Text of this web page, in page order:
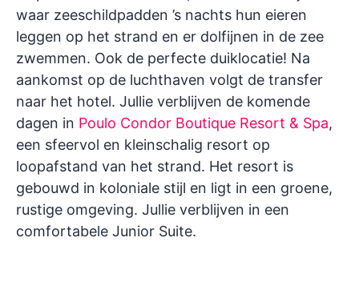
waar zeeschildpadden ’s nachts hun eieren
leggen op het strand en er dolfijnen in de zee
zwemmen. Ook de perfecte duiklocatie! Na
aankomst op de luchthaven volgt de transfer
naar het hotel. Jullie verblijven de komende
dagen in Poulo Condor Boutique Resort & Spa,
een sfeervol en kleinschalig resort op
loopafstand van het strand. Het resort is
gebouwd in koloniale stijl en ligt in een groene,
rustige omgeving. Jullie verblijven in een
comfortabele Junior Suite.